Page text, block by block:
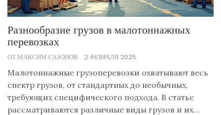
Разнообразие грузов в малотоннажных
перевозках
ОТ МАКСИМ САЗОНОВ 2 ФЕВРАЛЯ 2025
Малотоннажные грузоперевозки охватывают весь
спектр грузов, от стандартных до необычных,
требующих специфического подхода. В статье
рассматриваются различные виды грузов и их